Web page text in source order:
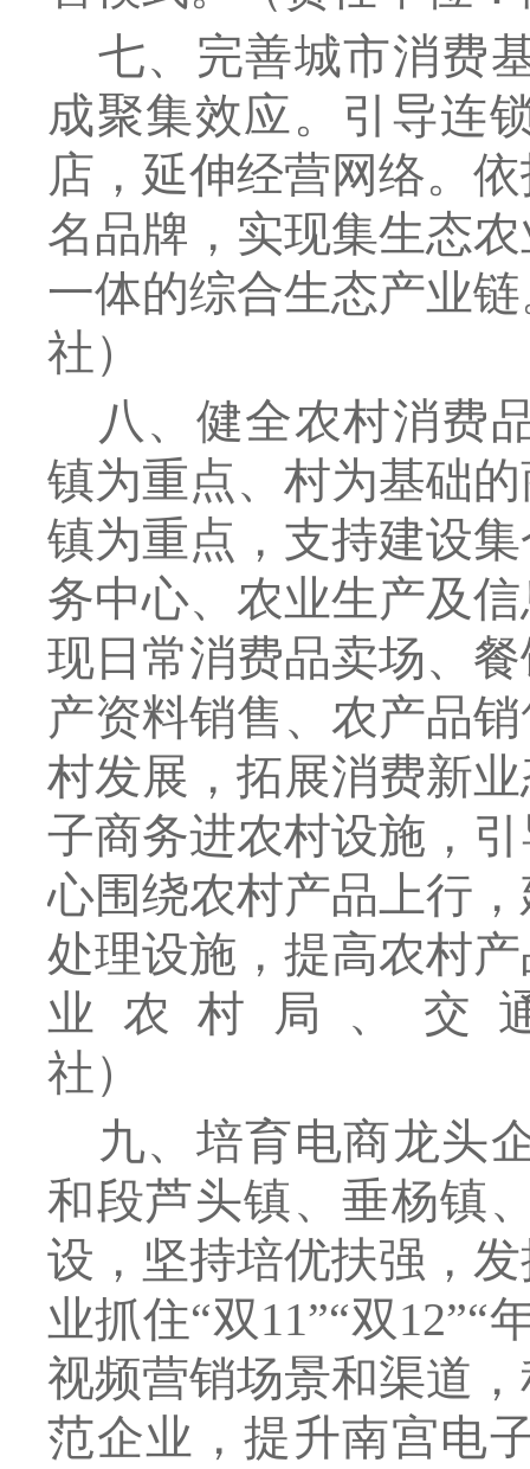
七、完善城市消费
成聚集效应。引导连
店，延伸经营网络。
名品牌，实现集生态
一体的综合生态产业
社 ）
八、健全农村消费
镇为重点、村为基础
镇为重点，支持建设
务中心、农业生产及
现日常消费品卖场、
产资料销售、农产品
村发展，拓展消费新
子商务进农村设施，
心围绕农村产品上行
处理设施，提高农村
业农村局、 交
社 ）
九、培育电商龙头
和段芦头镇、垂杨镇
设，坚持培优扶强，
业抓住“双11”“双
视频营销场景和渠道
范企业，提升南宫电